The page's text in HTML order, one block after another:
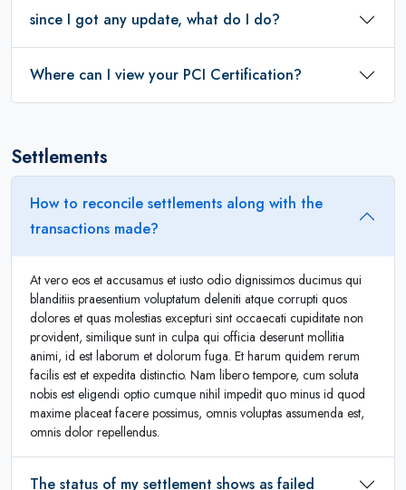
since I got any update, what do I do?
Where can I view your PCI Certification?
Settlements
How to reconcile settlements along with the
transactions made?
At vero eos et accusamus et iusto odio dignissimos ducimus qui
blanditiis praesentium voluptatum deleniti atque corrupti quos
dolores et quas molestias excepturi sint occaecati cupiditate non
provident, similique sunt in culpa qui officia deserunt mollitia
animi, id est laborum et dolorum fuga. Et harum quidem rerum
facilis est et expedita distinctio. Nam libero tempore, cum soluta
nobis est eligendi optio cumque nihil impedit quo minus id quod
maxime placeat facere possimus, omnis voluptas assumenda est,
omnis dolor repellendus.
The status of my settlement shows as failed